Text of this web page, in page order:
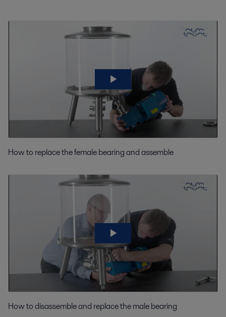
How to replace the female bearing and assemble
How to disassemble and replace the male bearing